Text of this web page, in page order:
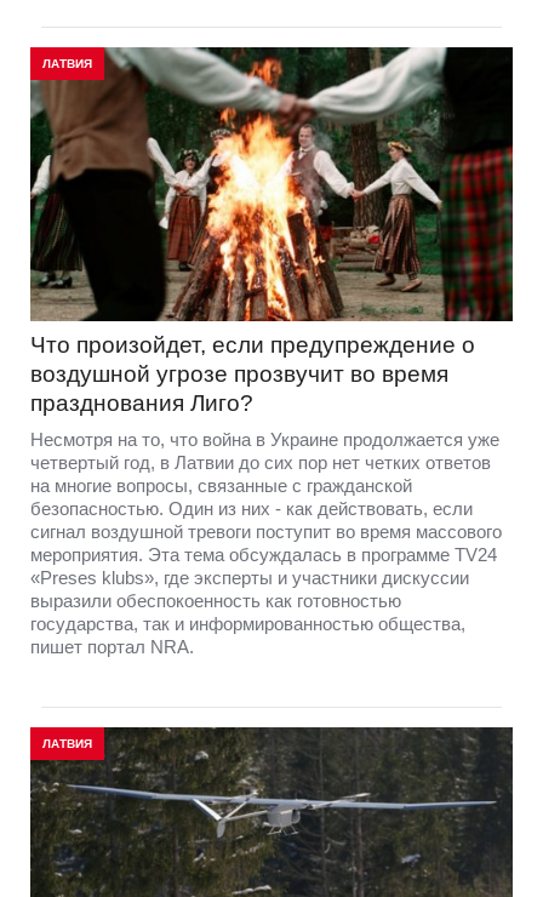
ЛАТВИЯ
Что произойдет, если предупреждение о
воздушной угрозе прозвучит во время
празднования Лиго?
Несмотря на то, что война в Украине продолжается уже
четвертый год, в Латвии до сих пор нет четких ответов
на многие вопросы, связанные с гражданской
безопасностью. Один из них - как действовать, если
сигнал воздушной тревоги поступит во время массового
мероприятия. Эта тема обсуждалась в программе TV24
«Preses klubs», где эксперты и участники дискуссии
выразили обеспокоенность как готовностью
государства, так и информированностью общества,
пишет портал NRA.
ЛАТВИЯ